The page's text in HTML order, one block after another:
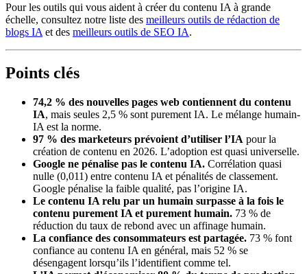
Pour les outils qui vous aident à créer du contenu IA à grande
échelle, consultez notre liste des meilleurs outils de rédaction de
blogs IA et des meilleurs outils de SEO IA.
Points clés
74,2 % des nouvelles pages web contiennent du contenu
IA, mais seules 2,5 % sont purement IA. Le mélange humain-
IA est la norme.
97 % des marketeurs prévoient d’utiliser l’IA pour la
création de contenu en 2026. L’adoption est quasi universelle.
Google ne pénalise pas le contenu IA. Corrélation quasi
nulle (0,011) entre contenu IA et pénalités de classement.
Google pénalise la faible qualité, pas l’origine IA.
Le contenu IA relu par un humain surpasse à la fois le
contenu purement IA et purement humain. 73 % de
réduction du taux de rebond avec un affinage humain.
La confiance des consommateurs est partagée. 73 % font
confiance au contenu IA en général, mais 52 % se
désengagent lorsqu’ils l’identifient comme tel.